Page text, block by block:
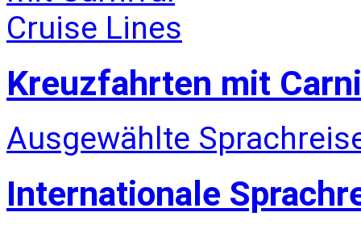
Kreuzfahrten mit
Ausgewählte
Internationale